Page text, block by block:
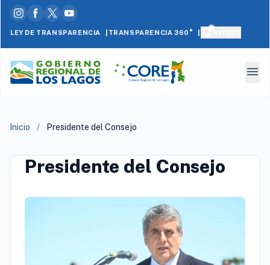
LEY DE TRANSPARENCIA | TRANSPARENCIA 360°
menu
Inicio / Presidente del Consejo
Presidente del Consejo